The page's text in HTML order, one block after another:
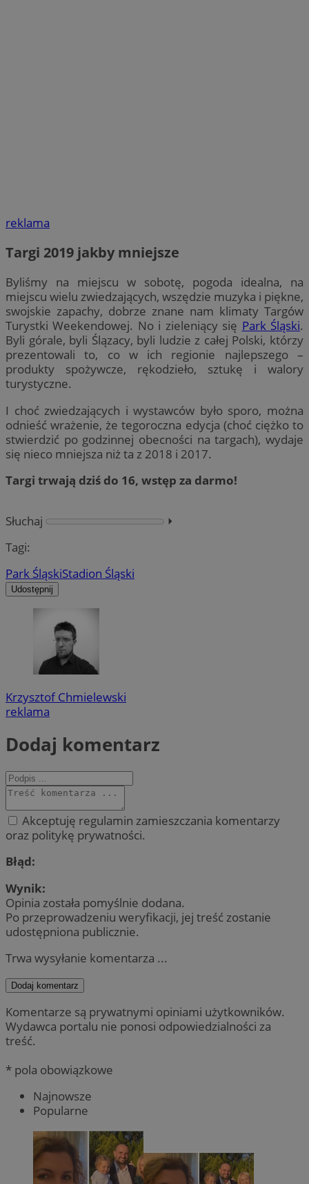
reklama
Targi 2019 jakby mniejsze
Byliśmy na miejscu w sobotę, pogoda idealna, na
miejscu wielu zwiedzających, wszędzie muzyka i piękne,
swojskie zapachy, dobrze znane nam klimaty Targów
Turystki Weekendowej. No i zieleniący się Park Śląski.
Byli górale, byli Ślązacy, byli ludzie z całej Polski, którzy
prezentowali to, co w ich regionie najlepszego –
produkty spożywcze, rękodzieło, sztukę i walory
turystyczne.
I choć zwiedzających i wystawców było sporo, można
odnieść wrażenie, że tegoroczna edycja (choć ciężko to
stwierdzić po godzinnej obecności na targach), wydaje
się nieco mniejsza niż ta z 2018 i 2017.
Targi trwają dziś do 16, wstęp za darmo!
Słuchaj
⏵︎
Tagi:
Park ŚląskiStadion Śląski
Udostępnij
Krzysztof Chmielewski
reklama
Dodaj komentarz
Akceptuję regulamin zamieszczania komentarzy
oraz politykę prywatności.
Błąd:
Wynik:
Opinia została pomyślnie dodana.
Po przeprowadzeniu weryfikacji, jej treść zostanie
udostępniona publicznie.
Trwa wysyłanie komentarza ...
Dodaj komentarz
Komentarze są prywatnymi opiniami użytkowników.
Wydawca portalu nie ponosi odpowiedzialności za
treść.
* pola obowiązkowe
Najnowsze
Popularne